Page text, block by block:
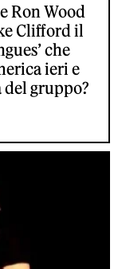
Ron Wood
Clifford il
che
ieri e
del gruppo?